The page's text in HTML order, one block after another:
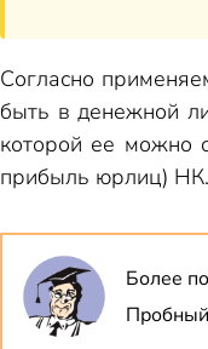
Согласно
быть в денежной
которой ее можно
прибыль юрлиц) НК.
Более
Пробный